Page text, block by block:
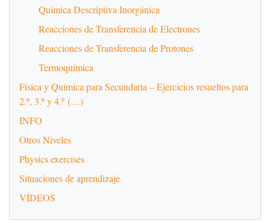
Química Descriptiva Inorgánica
Reacciones de Transferencia de Electrones
Reacciones de Transferencia de Protones
Termoquímica
Física y Química para Secundaria – Ejercicios resueltos para
2.º, 3.º y 4.º (…)
INFO
Otros Niveles
Physics exercises
Situaciones de aprendizaje
VÍDEOS